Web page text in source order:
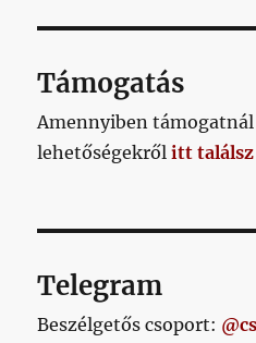
Támogatás
Amennyiben
lehetőségekrőlitt
Telegram
Beszélgetős csoport: